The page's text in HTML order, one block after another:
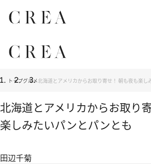
トップグルメ北海道とアメリカからお取り寄せ！ 朝も夜も楽し
北海道とアメリカからお取り
楽しみたいパンとパンとも
田辺千菊